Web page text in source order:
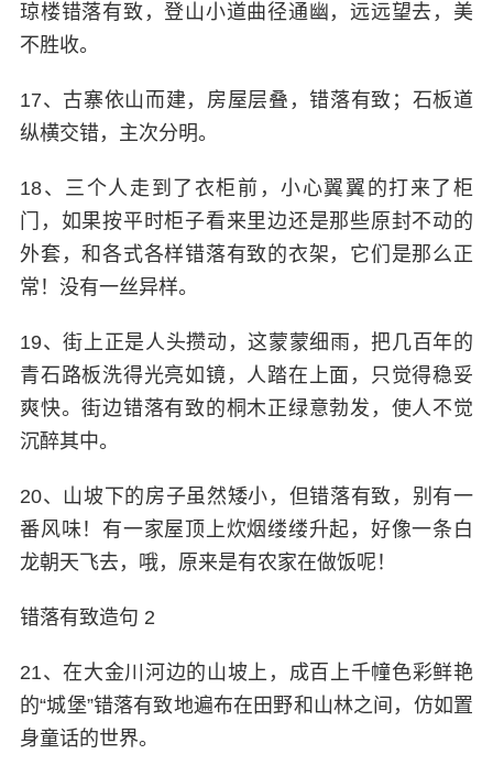
琼楼错落有致，登山小道曲径通幽，远远望去，美
不胜收。
17、古寨依山而建，房屋层叠，错落有致；石板道
纵横交错，主次分明。
18、三个人走到了衣柜前，小心翼翼的打来了柜
门，如果按平时柜子看来里边还是那些原封不动的
外套，和各式各样错落有致的衣架，它们是那么正
常！没有一丝异样。
19、街上正是人头攒动，这蒙蒙细雨，把几百年的
青石路板洗得光亮如镜，人踏在上面，只觉得稳妥
爽快。街边错落有致的桐木正绿意勃发，使人不觉
沉醉其中。
20、山坡下的房子虽然矮小，但错落有致，别有一
番风味！有一家屋顶上炊烟缕缕升起，好像一条白
龙朝天飞去，哦，原来是有农家在做饭呢！
错落有致造句 2
21、在大金川河边的山坡上，成百上千幢色彩鲜艳
的“城堡”错落有致地遍布在田野和山林之间，仿如置
身童话的世界。